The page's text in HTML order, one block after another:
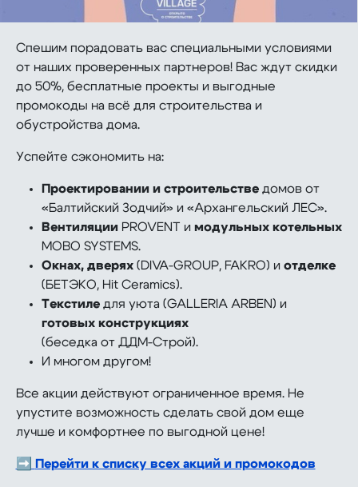
Спешим порадовать вас специальными условиями
от наших проверенных партнеров! Вас ждут скидки
до 50%, бесплатные проекты и выгодные
промокоды на всё для строительства и
обустройства дома.
Успейте сэкономить на:
Проектировании и строительстведомов от
«Балтийский Зодчий» и «Архангельский ЛЕС».
ВентиляцииPROVENT и модульных котельных
MOBO SYSTEMS.
Окнах, дверях(DIVA-GROUP, FAKRO) и отделке
(БЕТЭКО, Hit Ceramics).
Текстиледля уюта (GALLERIA ARBEN) и
готовых конструкциях
(беседка от ДДМ-Строй).
И многом другом!
Все акции действуют ограниченное время. Не
упустите возможность сделать свой дом еще
лучше и комфортнее по выгодной цене!
➡ Перейти к списку всех акций и промокодов